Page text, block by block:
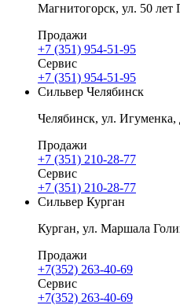
Магнитогорск, ул. 50 лет
Продажи
+7 (351) 954-51-95
Сервис
+7 (351) 954-51-95
Сильвер Челябинск
Челябинск, ул. Игуменка,
Продажи
+7 (351) 210-28-77
Сервис
+7 (351) 210-28-77
Сильвер Курган
Курган, ул. Маршала
Продажи
+7(352) 263-40-69
Сервис
+7(352) 263-40-69